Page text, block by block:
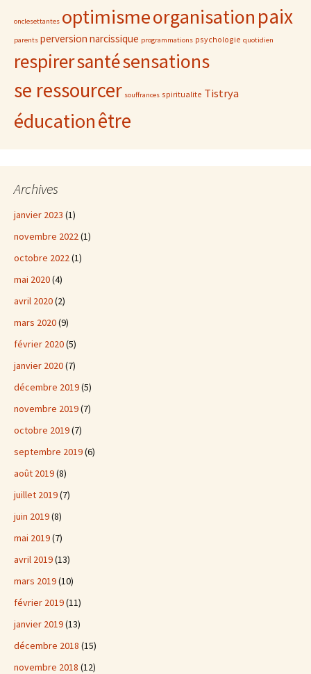
onclesettantes optimismeorganisationpaix
parents perversion narcissique programmations psychologie quotidien
respirersantésensations
se ressourcer souffrances spiritualite Tistrya
éducationêtre
Archives
janvier 2023 (1)
novembre 2022(1)
octobre 2022(1)
mai 2020(4)
avril 2020(2)
mars 2020(9)
février 2020(5)
janvier 2020(7)
décembre 2019(5)
novembre 2019(7)
octobre 2019(7)
septembre 2019(6)
août 2019(8)
juillet 2019(7)
juin 2019(8)
mai 2019(7)
avril 2019(13)
mars 2019(10)
février 2019(11)
janvier 2019(13)
décembre 2018 (15)
novembre 2018 (12)